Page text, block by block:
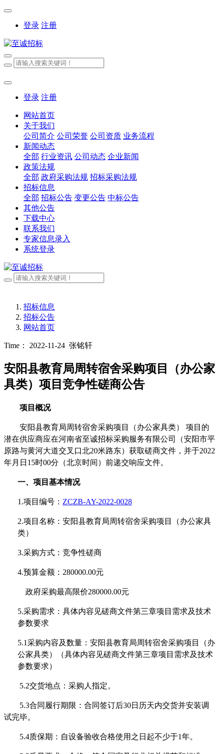
登录 注册
登录 注册
网站首页
关于我们
公司简介 公司荣誉 公司资质 业务流程
新闻动态
全部 行业资讯 公司动态 企业新闻
政策法规
全部 政府采购法规 招标采购法规
招标信息
全部 招标公告 变更公告 中标公告
其他公告
下载中心
联系我们
专家信息录入
系统登录
招标信息
招标公告
网站首页
Time： 2022-11-24 张铭轩
安阳县教育局周转宿舍采购项目（办公家
具类）项目竞争性磋商公告
项目概况
安阳县教育局周转宿舍采购项目（办公家具类）
项目的
潜在供应商应在河南省至诚招标采购服务有限公司 （安阳市平
原路与黄河大道交叉口北20米路东） 获取磋商文件 ，并于2022
年月日 15时00分（北京时间）前递交响应文件。
一、项目基本情况
1.项目编号： ZCZB-AY-2022-0028
2.项目名称： 安阳县教育局周转宿舍采购项目（办公家具
类）
3.采购方式： 竞争性磋商
4.预算金额： 280000.00元
政府采购最高限价280000.00元
5.采购需求： 具体内容见磋商文件第三章项目需求及技术
参数要求
5.1采购内容及数量： 安阳县教育局周转宿舍采购项目（办
公家具类）
（具体内容见磋商文件第三章项目需求及技术
参数要求）
5.2交货地点： 采购人指定。
5.3合同履行期限 ：合同签订后30日历天内交货并安装调
试完毕。
5.4质保期：自设备验收合格使用之日起不少于1年。